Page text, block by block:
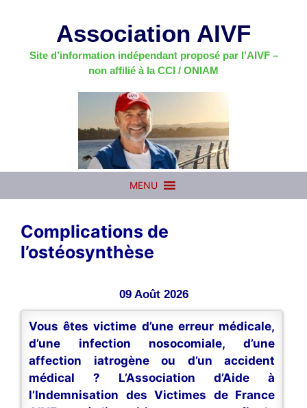
Association AIVF
Site d’information indépendant proposé par l’AIVF –
non affilié à la CCI / ONIAM
MENU
Complications de
l’ostéosynthèse
09 Août 2026
Vous êtes victime d’une erreur médicale,
d’une infection nosocomiale, d’une
affection iatrogène ou d’un accident
médical ? L’Association d’Aide à
l’Indemnisation des Victimes de France